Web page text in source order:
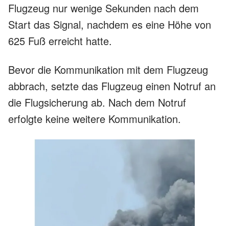
Flugzeug nur wenige Sekunden nach dem
Start das Signal, nachdem es eine Höhe von
625 Fuß erreicht hatte.
Bevor die Kommunikation mit dem Flugzeug
abbrach, setzte das Flugzeug einen Notruf an
die Flugsicherung ab. Nach dem Notruf
erfolgte keine weitere Kommunikation.